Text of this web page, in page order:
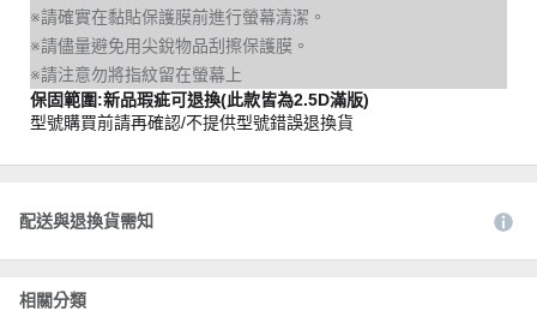
※請確實在黏貼保護膜前進行螢幕清潔。
※請儘量避免用尖銳物品刮擦保護膜。
※請注意勿將指紋留在螢幕上
保固範圍:新品瑕疵可退換(此款皆為2.5D滿版)
型號購買前請再確認/不提供型號錯誤退換貨
配送與退換貨需知
相關分類